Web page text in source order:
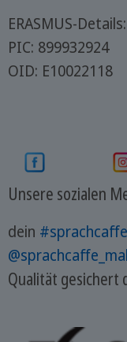
ERASMUS-Details:
PIC: 899932924
OID: E10022118
Unsere sozialen
dein
Qualität gesichert